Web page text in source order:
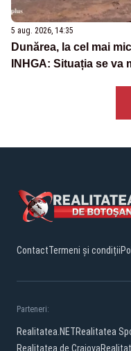
5 aug. 2026, 14:35
Dunărea, la cel mai
INHGA: Situația se
ContactTermeni și condiții
Parteneri:
Realitatea.NETRealitatea
Realitatea de Craiova